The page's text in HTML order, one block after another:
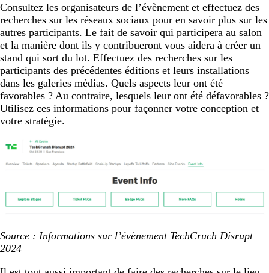
Consultez les organisateurs de l’évènement et effectuez des
recherches sur les réseaux sociaux pour en savoir plus sur les
autres participants. Le fait de savoir qui participera au salon
et la manière dont ils y contribueront vous aidera à créer un
stand qui sort du lot. Effectuez des recherches sur les
participants des précédentes éditions et leurs installations
dans les galeries médias. Quels aspects leur ont été
favorables ? Au contraire, lesquels leur ont été défavorables ?
Utilisez ces informations pour façonner votre conception et
votre stratégie.
Source : Informations sur l’évènement TechCruch Disrupt
2024